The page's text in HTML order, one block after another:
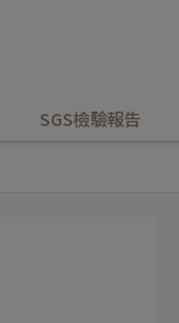
SGS檢驗報告